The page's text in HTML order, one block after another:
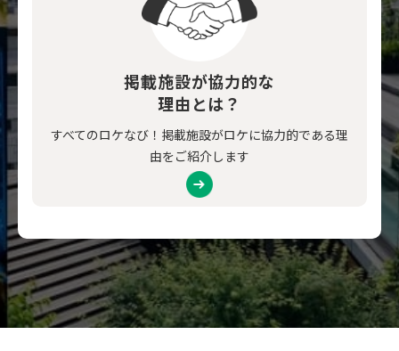
掲載施設が協力的な
理由とは？
すべてのロケなび！掲載施設がロケに協力的である理
由をご紹介します